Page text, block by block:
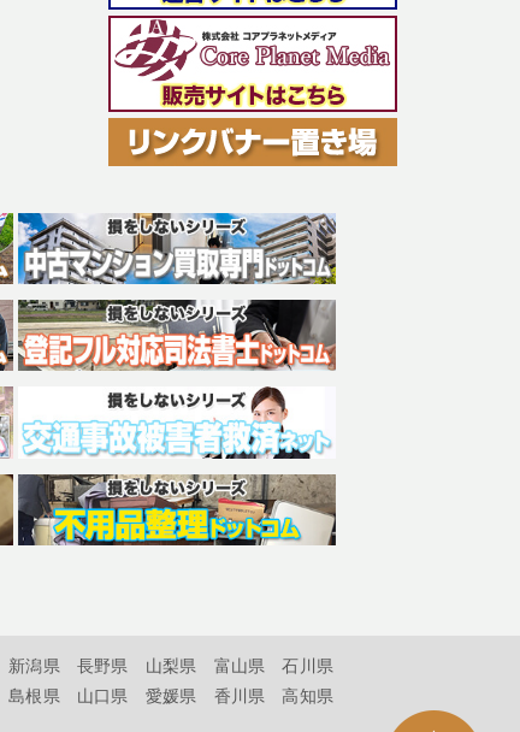
新潟県 長野県 山梨県 富山県
石川県
島根県 山口県 愛媛県 香川県
高知県